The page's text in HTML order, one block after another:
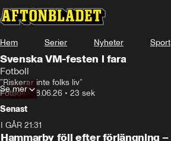
Hem Serier Nyheter Sport
Svenska VM-festen i fara
Fotboll
”Riskerar inte folks liv”
Fotboll•18.06.26 • 23 sek
Se mer
Senast
I GÅR 21:31
Hammarby föll efter förlängning –